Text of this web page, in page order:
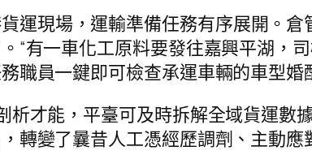
運現場，運輸準備任務有序展開。
“有一車化工原料要發往嘉興平湖，
職員一鍵即可檢查承運車輛的車型
析才能，平臺可及時拆解全域貨運
轉變了曩昔人工憑經歷調劑、主動